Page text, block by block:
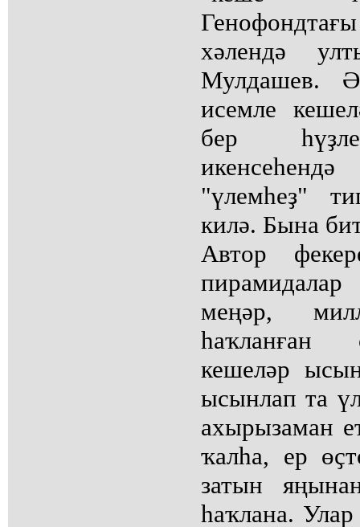
хәлендә
Мулдашев.
исемле
бер
"үлемһеҙ"
килә. Бына
Автор
меңәр,
һаҡланған
кешеләр
ысынлап та
ахырызаман
ҡалһа, ер
затын
һаҡлана.